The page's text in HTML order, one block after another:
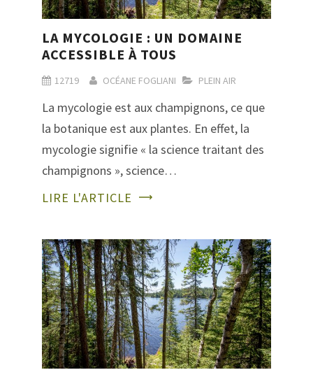
LA MYCOLOGIE : UN DOMAINE
ACCESSIBLE À TOUS
12719 OCÉANE FOGLIANI PLEIN AIR
La mycologie est aux champignons, ce que
la botanique est aux plantes. En effet, la
mycologie signifie « la science traitant des
champignons », science…
LIRE L'ARTICLE